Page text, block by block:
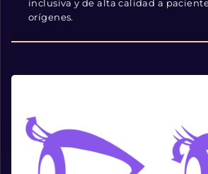
inclusiva y de alta calidad a
orígenes.